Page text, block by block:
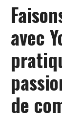
avec
de